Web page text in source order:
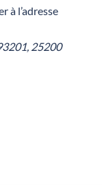
à l’adresse
25200